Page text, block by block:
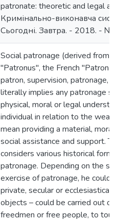
patronate: theoretic and legal
Кримінально-виконавча
Сьогодні. Завтра. - 2018. - №
Social patronage (derived from
"Patronus", the French
patron, supervision, patronage,
literally implies any patronage
physical, moral or legal
individual in relation to the
mean providing a material,
social assistance and support.
considers various historical
patronage. Depending on the
exercise of patronage, he could
private, secular or
objects – could be carried out
freedmen or free people, to